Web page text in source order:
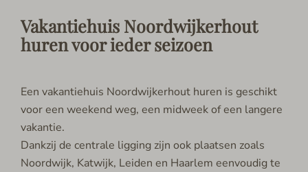
Vakantiehuis Noordwijkerhout
huren voor ieder seizoen
Een vakantiehuis Noordwijkerhout huren is geschikt
voor een weekend weg, een midweek of een langere
vakantie.
Dankzij de centrale ligging zijn ook plaatsen zoals
Noordwijk, Katwijk, Leiden en Haarlem eenvoudig te